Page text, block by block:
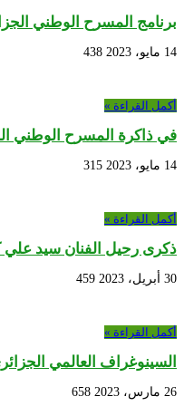
برنامج المسرح الوطني
14 مايو، 2023 438
أكمل القراءة »
في ذاكرة المسرح الوطني
14 مايو، 2023 315
أكمل القراءة »
ذكرى رحيل الفنان سيد علي كويرات 3 جانفي
30 أبريل، 2023 459
أكمل القراءة »
السينوغراف العالمي
26 مارس، 2023 658